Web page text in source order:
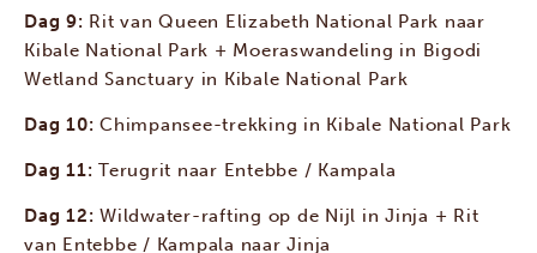
Dag 9: Rit van Queen Elizabeth National Park naar
Kibale National Park + Moeraswandeling in Bigodi
Wetland Sanctuary in Kibale National Park
Dag 10: Chimpansee-trekking in Kibale National Park
Dag 11: Terugrit naar Entebbe / Kampala
Dag 12: Wildwater-rafting op de Nijl in Jinja + Rit
van Entebbe / Kampala naar Jinja